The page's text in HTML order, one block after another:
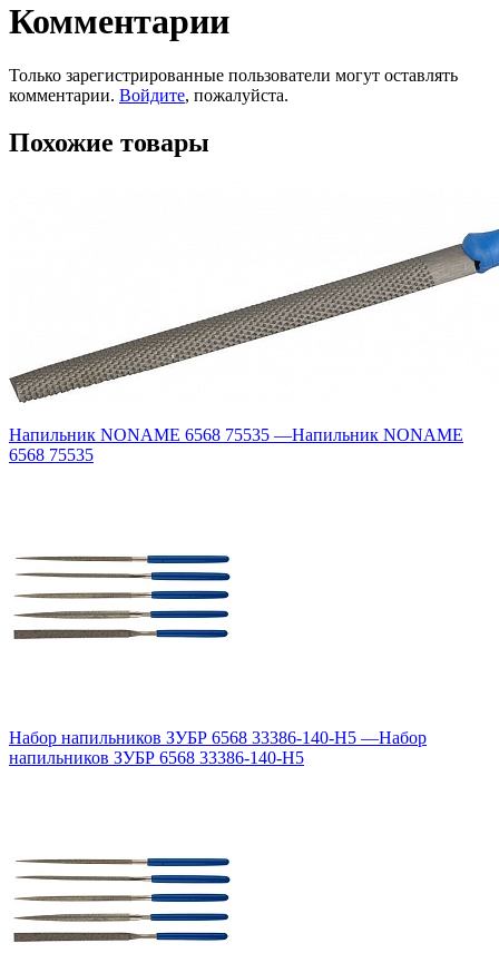
Комментарии
Только зарегистрированные пользователи могут оставлять
комментарии. Войдите, пожалуйста.
Похожие товары
Напильник NONAME 6568 75535 —Напильник NONAME
6568 75535
Набор напильников ЗУБР 6568 33386-140-H5 —Набор
напильников ЗУБР 6568 33386-140-H5